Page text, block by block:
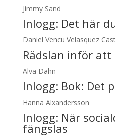
Jimmy Sand
Inlogg: Det här
Daniel Vencu Velasquez
Rädslan inför att
Alva Dahn
Inlogg: Bok: Det
Hanna Alxandersson
Inlogg: När
fängslas